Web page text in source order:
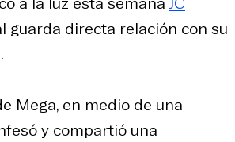
guarda directa relación con su
Mega, en medio de una
y compartió una